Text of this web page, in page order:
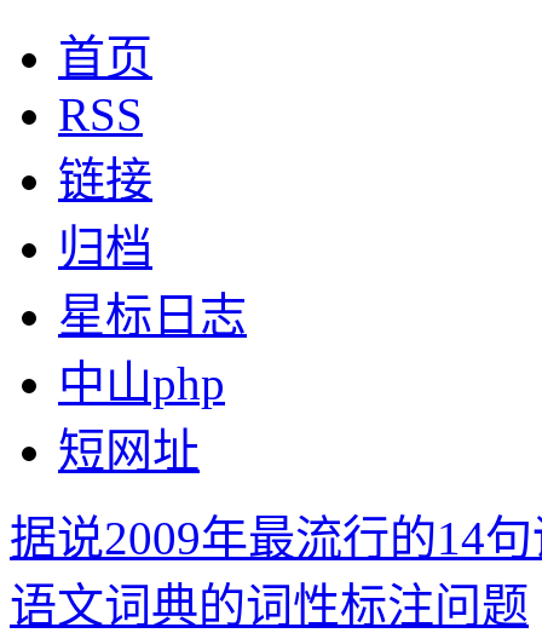
首页
RSS
链接
归档
星标日志
中山php
短网址
据说2009年最流行的14
语文词典的词性标注问题